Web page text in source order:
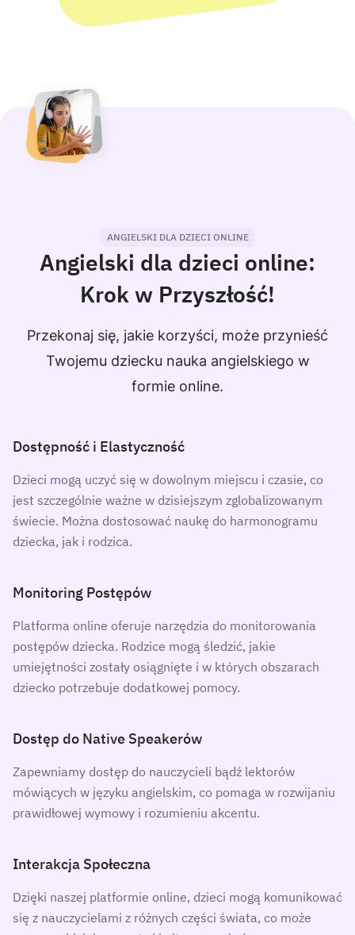
ANGIELSKI DLA DZIECI ONLINE
Angielski dla dzieci online:
Krok w Przyszłość!
Przekonaj się, jakie korzyści, może przynieść
Twojemu dziecku nauka angielskiego w
formie online.
Dostępność i Elastyczność
Dzieci mogą uczyć się w dowolnym miejscu i czasie, co
jest szczególnie ważne w dzisiejszym zglobalizowanym
świecie. Można dostosować naukę do harmonogramu
dziecka, jak i rodzica.
Monitoring Postępów
Platforma online oferuje narzędzia do monitorowania
postępów dziecka. Rodzice mogą śledzić, jakie
umiejętności zostały osiągnięte i w których obszarach
dziecko potrzebuje dodatkowej pomocy.
Dostęp do Native Speakerów
Zapewniamy dostęp do nauczycieli bądź lektorów
mówiących w języku angielskim, co pomaga w rozwijaniu
prawidłowej wymowy i rozumieniu akcentu.
Interakcja Społeczna
Dzięki naszej platformie online, dzieci mogą komunikować
się z nauczycielami z różnych części świata, co może